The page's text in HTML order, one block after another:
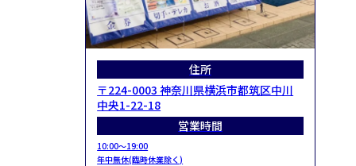
住所
〒224-0003 神奈川県横浜市都筑区中川
中央1-22-18
営業時間
10:00～19:00
年中無休(臨時休業除く)